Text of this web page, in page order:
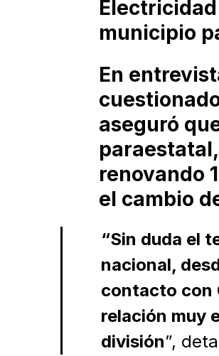
municipio
En
aseguró
renovando
el cambio
“Sin duda el
nacional,
contacto con
relación muy
división”,